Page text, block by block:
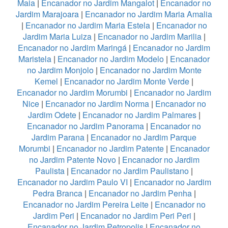
Maia| Encanador no Jardim Mangalot| Encanador no
Jardim Marajoara | Encanador no Jardim Maria Amalia
| Encanador no Jardim Maria Estela| Encanador no
Jardim Maria Luiza| Encanador no Jardim Marilia|
Encanador no Jardim Maringá | Encanador no Jardim
Maristela | Encanador no Jardim Modelo | Encanador
no Jardim Monjolo| Encanador no Jardim Monte
Kemel | Encanador no Jardim Monte Verde |
Encanador no Jardim Morumbi | Encanador no Jardim
Nice| Encanador no Jardim Norma| Encanador no
Jardim Odete| Encanador no Jardim Palmares|
Encanador no Jardim Panorama | Encanador no
Jardim Parana | Encanador no Jardim Parque
Morumbi | Encanador no Jardim Patente| Encanador
no Jardim Patente Novo| Encanador no Jardim
Paulista | Encanador no Jardim Paulistano |
Encanador no Jardim Paulo VI | Encanador no Jardim
Pedra Branca| Encanador no Jardim Penha|
Encanador no Jardim Pereira Leite| Encanador no
Jardim Peri | Encanador no Jardim Peri Peri |